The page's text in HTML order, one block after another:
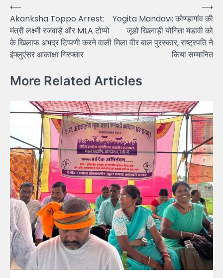
Post
navigation
⟵
Akanksha Toppo Arrest:
मंत्री लक्ष्मी रजवाड़े और MLA टोप्पो
के खिलाफ अभद्र टिप्पणी करने वाली
इंफ्लुएंसर आकांक्षा गिरफ्तार
Yogita Mandavi: कोण्डागांव की
जूडो खिलाड़ी योगिता मंडावी को
मिला वीर बाल पुरस्कार, राष्ट्रपति ने
किया सम्मानित
⟶
More Related Articles